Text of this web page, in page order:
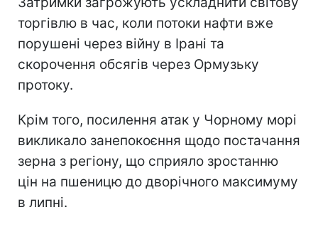
торгівлю в час, коли потоки нафти вже
порушені через війну в Ірані та
скорочення обсягів через Ормузьку
протоку.
Крім того, посилення атак у Чорному морі
викликало занепокоєння щодо постачання
зерна з регіону, що сприяло зростанню
цін на пшеницю до дворічного максимуму
в липні.